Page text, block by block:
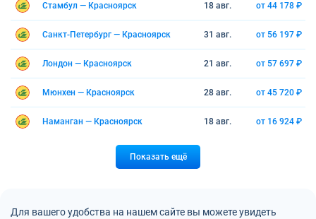
Стамбул — Красноярск 18 авг. от 44 178 ₽
Санкт-Петербург — Красноярск 31 авг. от 56 197 ₽
Лондон — Красноярск 21 авг. от 57 697 ₽
Мюнхен — Красноярск 28 авг. от 45 720 ₽
Наманган — Красноярск 18 авг. от 16 924 ₽
Показать ещё
Для вашего удобства на нашем сайте вы можете увидеть